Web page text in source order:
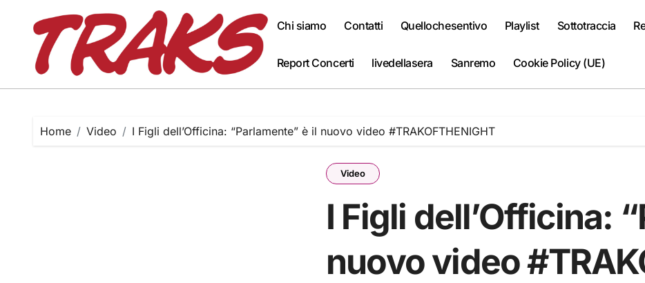
content
Chi siamo Contatti Quellochesentivo Playlist Sottotraccia
Report Concerti livedellasera Sanremo Cookie Policy (UE)
Home Video I Figli dell’Officina: “Parlamente” è il nuovo video #TRAKOFTHENIGHT
Video
I Figli dell’Officina:
nuovo video